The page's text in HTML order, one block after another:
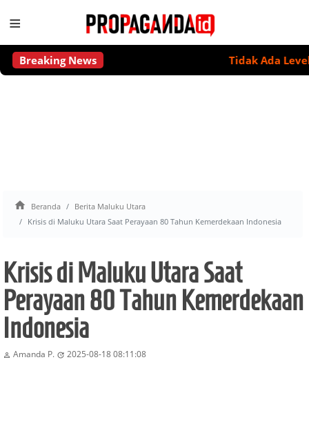
≡
Breaking News Tidak Ada Level
 Beranda
Berita Maluku Utara
Krisis di Maluku Utara Saat Perayaan 80 Tahun Kemerdekaan Indonesia
Krisis di Maluku Utara Saat
Perayaan 80 Tahun Kemerdekaan
Indonesia
 Amanda P.  2025-08-18 08:11:08